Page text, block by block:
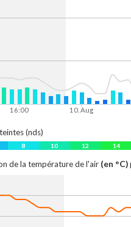
16:00 10. Aug
(nds)
8 10 12 14
de la température de l'air (en °C)